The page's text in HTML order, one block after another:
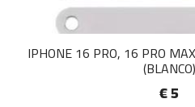
IPHONE 16 PRO, 16 PRO
(BLANCO)
€ 5